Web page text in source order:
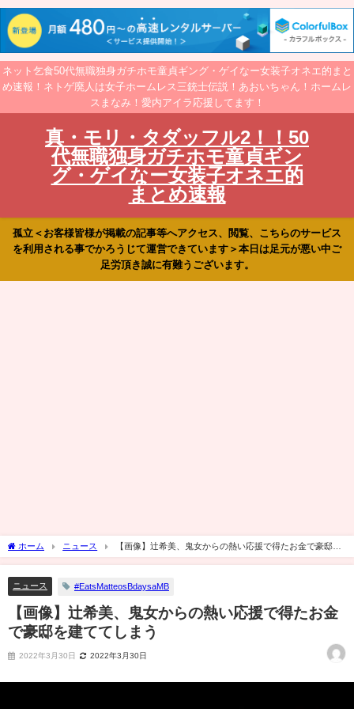
ネット乞食50代無職独身ガチホモ童貞ギング・ゲイなー女装子オネエ的まと
め速報！ネトゲ廃人は女子ホームレス三銃士伝説！あおいちゃん！ホームレ
スまなみ！愛内アイラ応援してます！
真・モリ・タダッフル2！！50
代無職独身ガチホモ童貞ギン
グ・ゲイなー女装子オネエ的
まとめ速報
孤立＜お客様皆様が掲載の記事等へアクセス、閲覧、こちらのサービス
を利用される事でかろうじて運営できています＞本日は足元が悪い中ご
足労頂き誠に有難うございます。
ホーム ニュース
【画像】辻希美、鬼女からの熱い応援で得たお金で豪邸を
建ててしまう
ニュース #EatsMatteosBdaysaMB
【画像】辻希美、鬼女からの熱い応援で得たお金
で豪邸を建ててしまう
2022年3月30日 2022年3月30日